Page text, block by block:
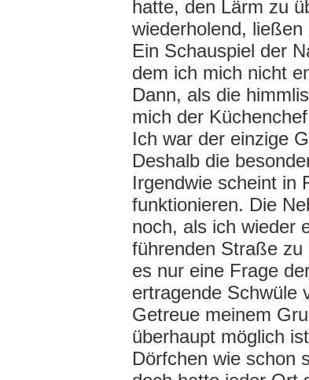
hatte, den Lärm zu
wiederholend,
Ein Schauspiel der
dem ich mich nicht
Dann, als die
mich der
Ich war der einzige
Deshalb die
Irgendwie scheint in
funktionieren. Die
noch, als ich wieder
führenden Straße
es nur eine Frage
ertragende Schwüle
Getreue meinem
überhaupt möglich
Dörfchen wie schon